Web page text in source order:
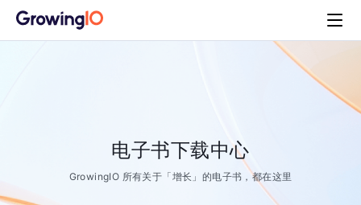
电子书下载中心
GrowingIO 所有关于「增长」的电子书，都在这里